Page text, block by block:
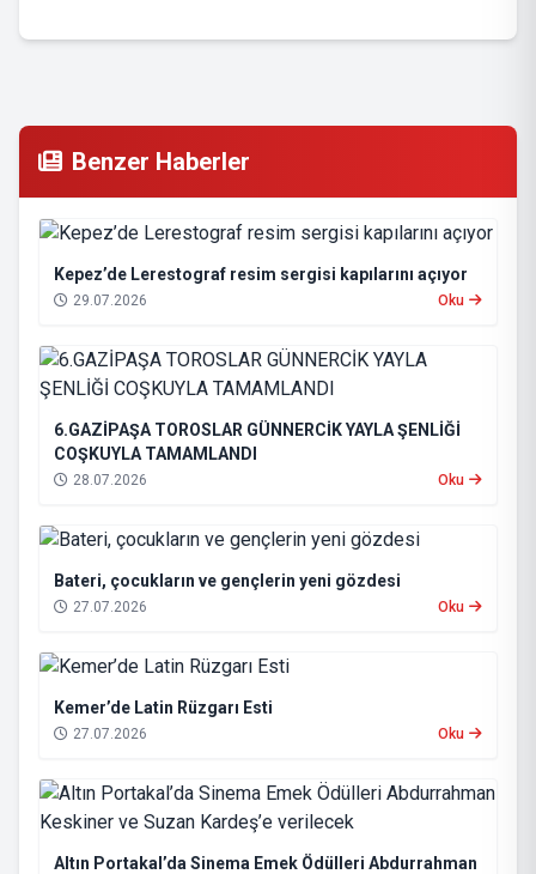
Benzer Haberler
Kepez’de Lerestograf resim sergisi kapılarını açıyor
29.07.2026 Oku
6.GAZİPAŞA TOROSLAR GÜNNERCİK YAYLA ŞENLİĞİ
COŞKUYLA TAMAMLANDI
28.07.2026 Oku
Bateri, çocukların ve gençlerin yeni gözdesi
27.07.2026 Oku
Kemer’de Latin Rüzgarı Esti
27.07.2026 Oku
Altın Portakal’da Sinema Emek Ödülleri Abdurrahman